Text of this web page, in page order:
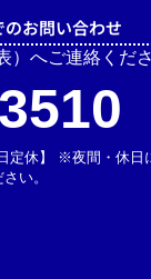
のお問い合わせ
）へご連絡くださ
定休】 ※夜間・休日
い。